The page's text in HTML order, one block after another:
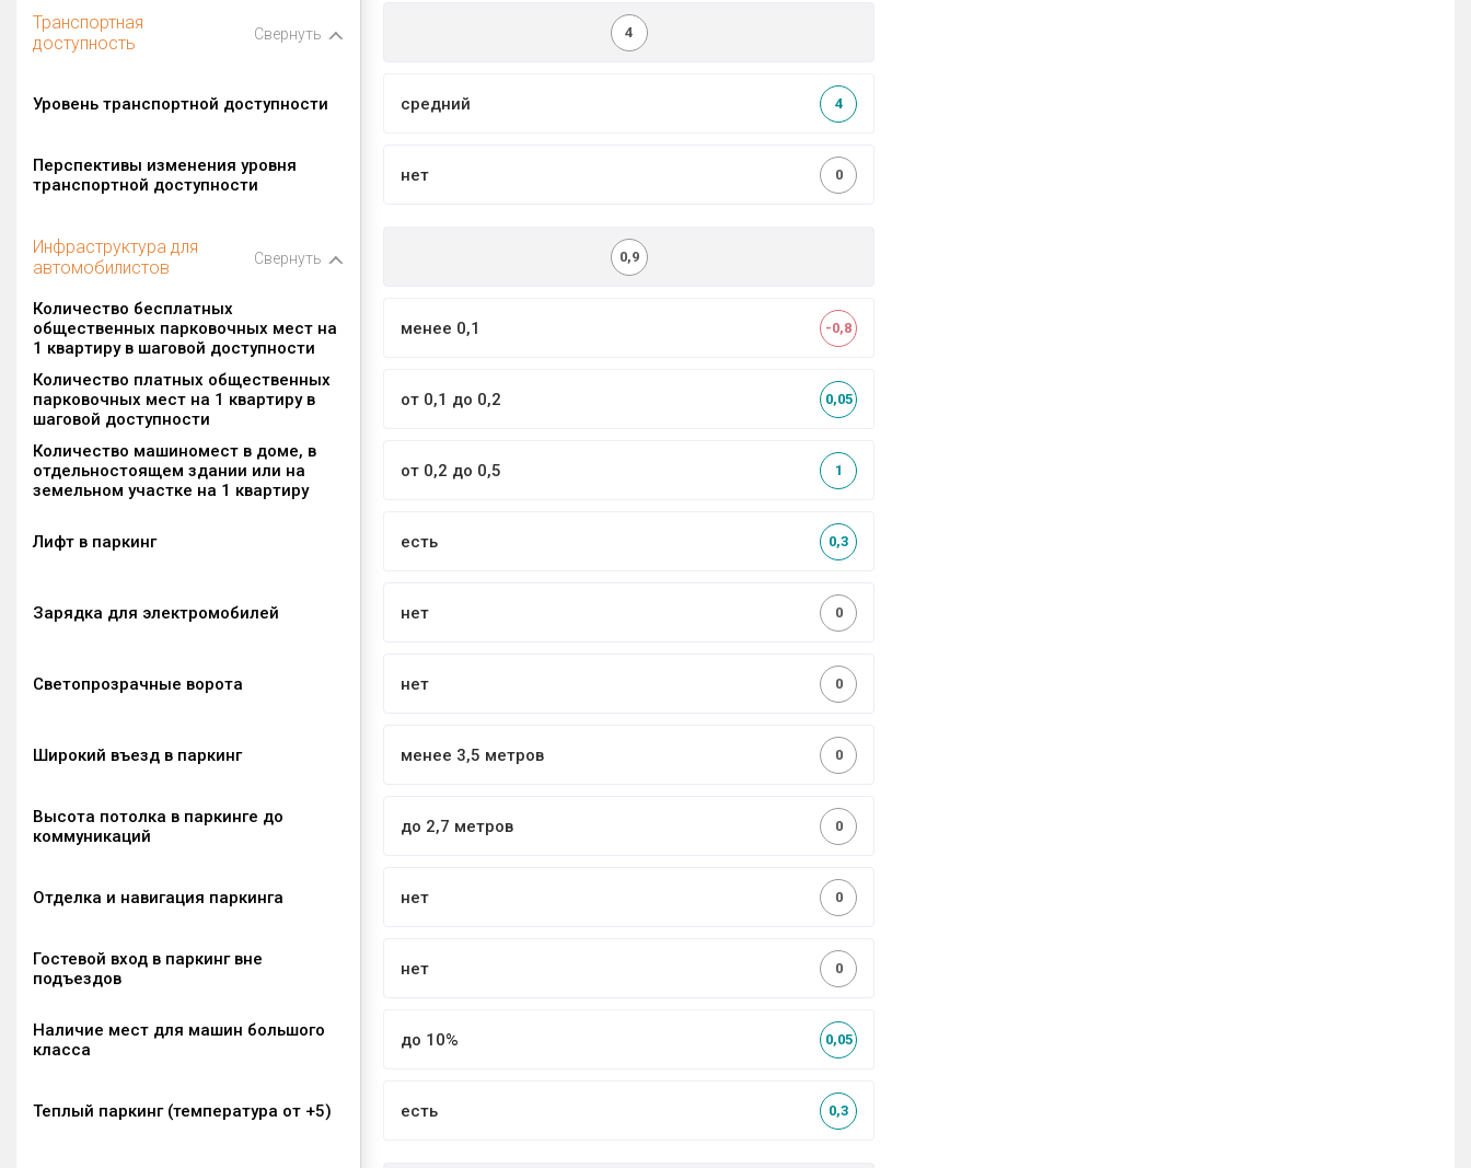
Транспортная
доступность
Свернуть 4
Уровень транспортной доступности средний 4
Перспективы изменения уровня
транспортной доступности
нет 0
Инфраструктура для
автомобилистов
Свернуть 0,9
Количество бесплатных
общественных парковочных мест на
1 квартиру в шаговой доступности
менее 0,1 -0,8
Количество платных общественных
парковочных мест на 1 квартиру в
шаговой доступности
от 0,1 до 0,2 0,05
Количество машиномест в доме, в
отдельностоящем здании или на
земельном участке на 1 квартиру
от 0,2 до 0,5 1
Лифт в паркинг есть 0,3
Зарядка для электромобилей нет 0
Светопрозрачные ворота нет 0
Широкий въезд в паркинг менее 3,5 метров 0
Высота потолка в паркинге до
коммуникаций
до 2,7 метров 0
Отделка и навигация паркинга нет 0
Гостевой вход в паркинг вне
подъездов
нет 0
Наличие мест для машин большого
класса
до 10% 0,05
Теплый паркинг (температура от +5) есть 0,3